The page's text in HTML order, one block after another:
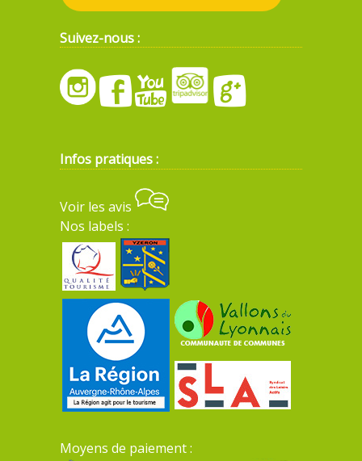
Suivez-nous :
Infos pratiques :
Voir les avis
Nos labels :
Moyens de paiement :